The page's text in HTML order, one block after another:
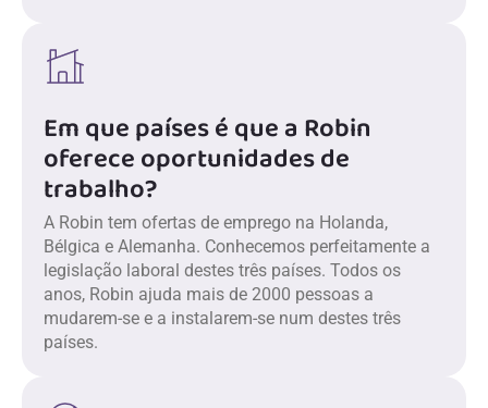
Em que países é que a Robin
oferece oportunidades de
trabalho?
A Robin tem ofertas de emprego na Holanda,
Bélgica e Alemanha. Conhecemos perfeitamente a
legislação laboral destes três países. Todos os
anos, Robin ajuda mais de 2000 pessoas a
mudarem-se e a instalarem-se num destes três
países.